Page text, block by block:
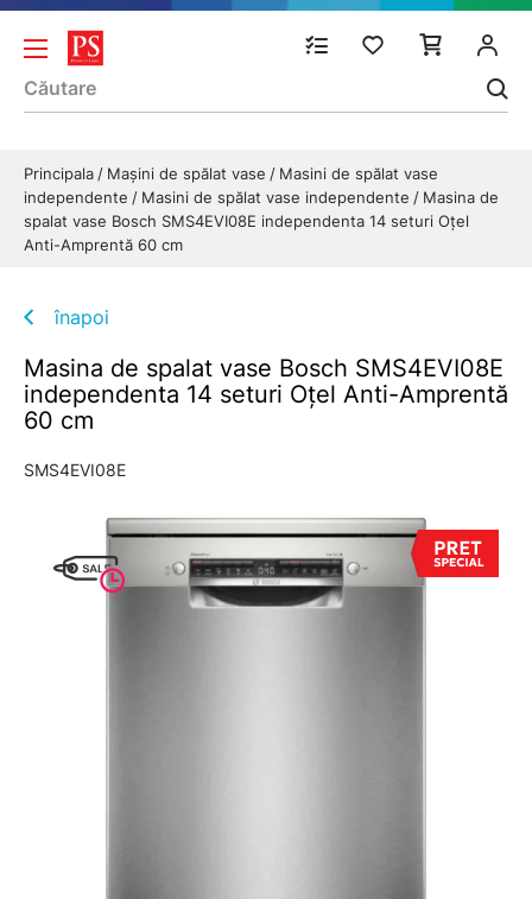
Principala Mașini de spălat vase
Masini de spălat vase
independente
Masini de spălat vase independente
Masina de
spalat vase Bosch SMS4EVI08E independenta 14 seturi Oțel
Anti-Amprentă 60 cm
înapoi
Masina de spalat vase Bosch SMS4EVI08E
independenta 14 seturi Oțel Anti-Amprentă
60 cm
SMS4EVI08E